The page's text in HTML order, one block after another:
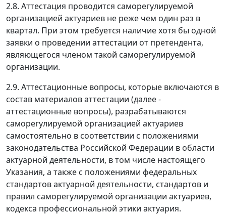
2.8. Аттестация проводится саморегулируемой
организацией актуариев не реже чем один раз в
квартал. При этом требуется наличие хотя бы одной
заявки о проведении аттестации от претендента,
являющегося членом такой саморегулируемой
организации.
2.9. Аттестационные вопросы, которые включаются в
состав материалов аттестации (далее -
аттестационные вопросы), разрабатываются
саморегулируемой организацией актуариев
самостоятельно в соответствии с положениями
законодательства Российской Федерации в области
актуарной деятельности, в том числе настоящего
Указания, а также с положениями федеральных
стандартов актуарной деятельности, стандартов и
правил саморегулируемой организации актуариев,
кодекса профессиональной этики актуария.